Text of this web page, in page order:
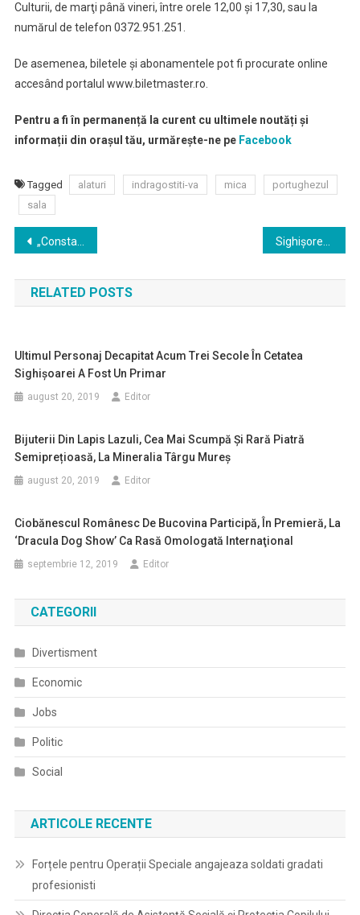
Culturii, de marţi până vineri, între orele 12,00 şi 17,30, sau la
numărul de telefon 0372.951.251.
De asemenea, biletele şi abonamentele pot fi procurate online
accesând portalul www.biletmaster.ro.
Pentru a fi în permanență la curent cu ultimele noutăți și
informații din orașul tău, urmărește-ne pe Facebook
Tagged alaturi indragostiti-va mica
portughezul
sala
Navigare
în
articole
„Constantin” – Povestea lui Brâncoveanu, dincolo de mit
RELATED POSTS
Ultimul Personaj Decapitat Acum Trei Secole În Cetatea
Sighișoarei A Fost Un Primar
august 20, 2019 Editor
Bijuterii Din Lapis Lazuli, Cea Mai Scumpă Și Rară Piatră
Semiprețioasă, La Mineralia Târgu Mureș
august 20, 2019 Editor
Ciobănescul Românesc De Bucovina Participă, În Premieră, La
‘Dracula Dog Show’ Ca Rasă Omologată Internaţional
septembrie 12, 2019 Editor
CATEGORII
Divertisment
Economic
Jobs
Politic
Social
ARTICOLE RECENTE
Forțele pentru Operații Speciale angajeaza soldati gradati
profesionisti